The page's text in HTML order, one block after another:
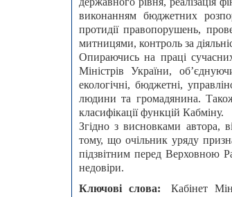
виконанням бюджетних
протидії правопорушень,
митницями, контроль за
Опираючись на праці
Міністрів України,
екологічні, бюджетні,
людини та громадянина.
класифікації функцій Кабміну.
Згідно з висновками автора,
тому, що очільник уряду
підзвітним перед Верховною
недовіри.
Ключові слова:
Кабінет